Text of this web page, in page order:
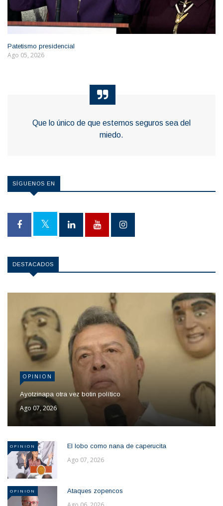
Patetismo presidencial
Ago 05, 2026
Que lo único de que estemos seguros sea del
miedo.
SÍGUENOS EN
DESTACADOS
OPINION
Ayotzinapa otra vez botin político
Ago 07, 2026
OPINION El lobo como nana de caperucita
Ago 07, 2026
OPINION Ataques zopencos